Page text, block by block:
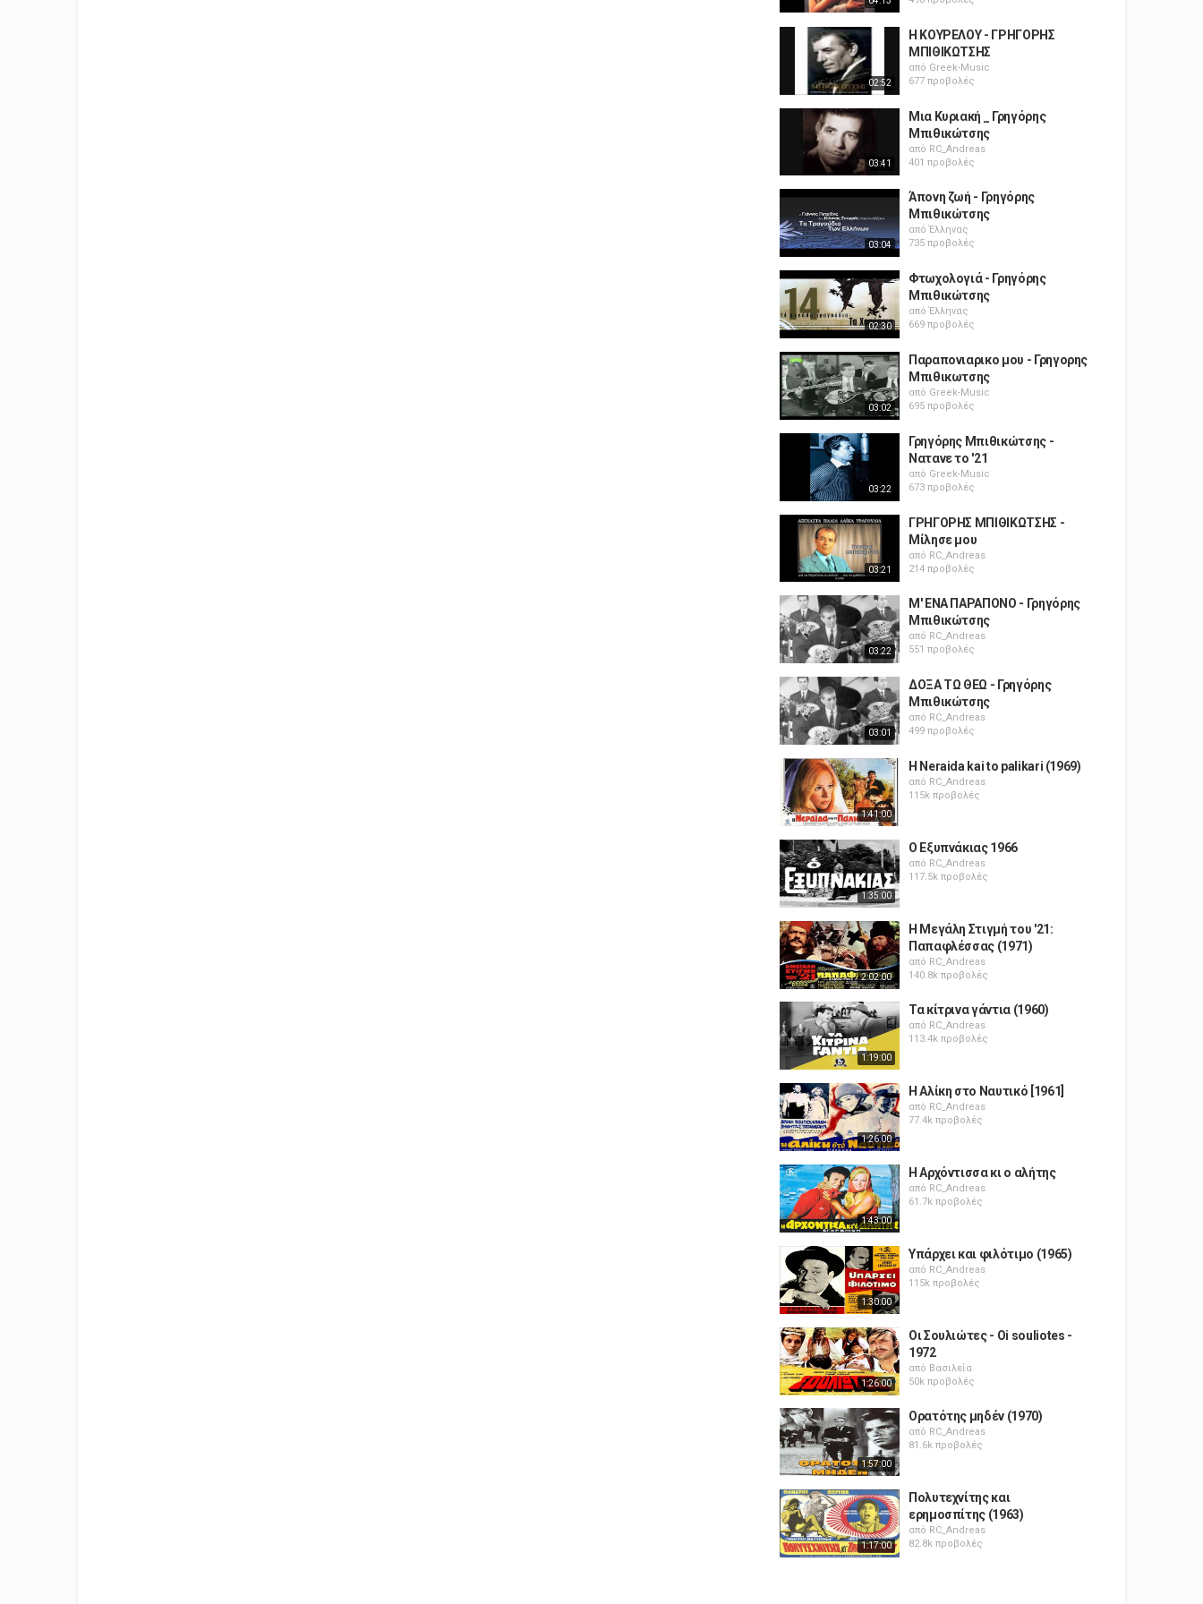
02:52
Η ΚΟΥΡΕΛΟΥ - ΓΡΗΓΟΡΗΣ
ΜΠΙΘΙΚΩΤΣΗΣ
από Greek-Music
677 προβολές
03:41
Μια Κυριακή _ Γρηγόρης
Μπιθικώτσης
από RC_Andreas
401 προβολές
03:04
Άπονη ζωή - Γρηγόρης
Μπιθικώτσης
απόΈλληνας
735 προβολές
02:30
Φτωχολογιά - Γρηγόρης
Μπιθικώτσης
απόΈλληνας
669 προβολές
03:02
Παραπονιαρικο μου - Γρηγορης
Μπιθικωτσης
από Greek-Music
695 προβολές
03:22
Γρηγόρης Μπιθικώτσης -
Νατανε το '21
από Greek-Music
673 προβολές
03:21
ΓΡΗΓΟΡΗΣ ΜΠΙΘΙΚΩΤΣΗΣ -
Μίλησε μου
από RC_Andreas
214 προβολές
03:22
Μ' ΕΝΑ ΠΑΡΑΠΟΝΟ - Γρηγόρης
Μπιθικώτσης
από RC_Andreas
551 προβολές
03:01
ΔΟΞΑ ΤΩ ΘΕΩ - Γρηγόρης
Μπιθικώτσης
από RC_Andreas
499 προβολές
1:41:00
H Neraida kai to palikari (1969)
από RC_Andreas
115k προβολές
1:35:00
Ο Εξυπνάκιας 1966
από RC_Andreas
117.5k προβολές
2:02:00
Η Μεγάλη Στιγμή του '21:
Παπαφλέσσας (1971)
από RC_Andreas
140.8k προβολές
1:19:00
Τα κίτρινα γάντια (1960)
από RC_Andreas
113.4k προβολές
1:26:00
Η Αλίκη στο Ναυτικό [1961]
από RC_Andreas
77.4k προβολές
1:43:00
Η Αρχόντισσα κι ο αλήτης
από RC_Andreas
61.7k προβολές
1:30:00
Υπάρχει και φιλότιμο (1965)
από RC_Andreas
115k προβολές
1:26:00
Οι Σουλιώτες - Oi souliotes -
1972
από Βασιλεία
50k προβολές
1:57:00
Ορατότης μηδέν (1970)
από RC_Andreas
81.6k προβολές
1:17:00
Πολυτεχνίτης και
ερημοσπίτης (1963)
από RC_Andreas
82.8k προβολές